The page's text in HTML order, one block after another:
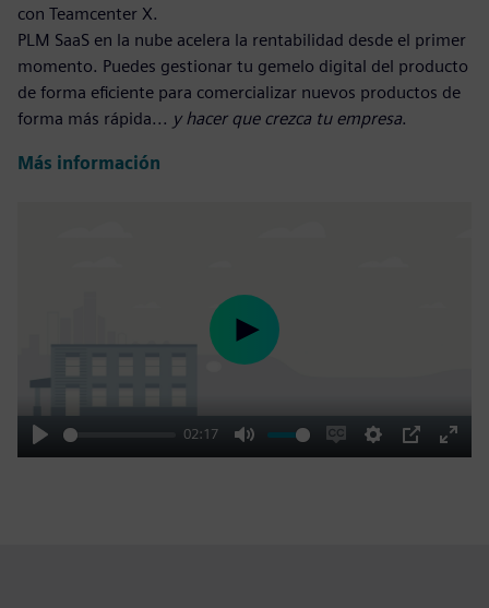
con Teamcenter X.
PLM SaaS en la nube acelera la rentabilidad desde el primer
momento. Puedes gestionar tu gemelo digital del producto
de forma eficiente para comercializar nuevos productos de
forma más rápida... y hacer que crezca tu empresa.
Más información
Play
02:17
Mute
EnableSettings
PIP
Enter
Play